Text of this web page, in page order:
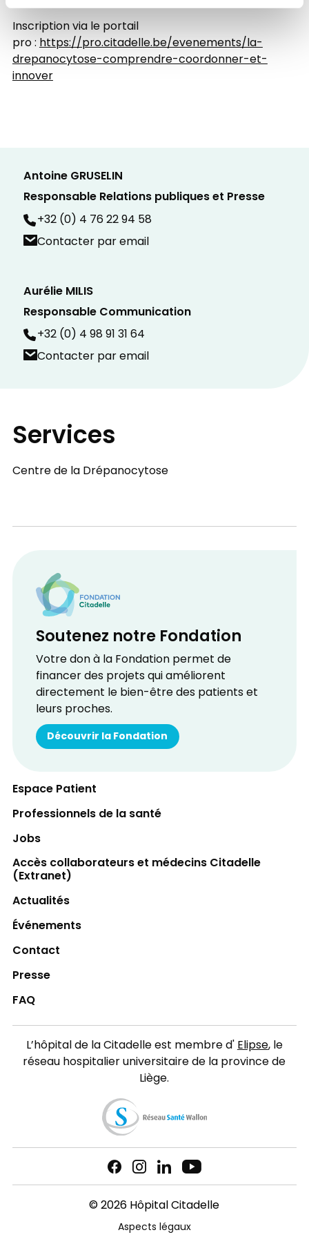
Inscription via le portail
pro :https://pro.citadelle.be/evenements/la-
drepanocytose-comprendre-coordonner-et-
innover
Antoine GRUSELIN
Responsable Relations publiques et Presse
+32 (0) 4 76 22 94 58
Contacter par email
Aurélie MILIS
Responsable Communication
+32 (0) 4 98 91 31 64
Contacter par email
Services
Centre de la Drépanocytose
Soutenez notre Fondation
Votre don à la Fondation permet de
financer des projets qui améliorent
directement le bien-être des patients et
leurs proches.
Découvrir la Fondation
Espace Patient
Professionnels de la santé
Jobs
Accès collaborateurs et médecins Citadelle
(Extranet)
Actualités
Événements
Contact
Presse
FAQ
L’hôpital de la Citadelle est membre d'Elipse, le
réseau hospitalier universitaire de la province de
Liège.
© 2026 Hôpital Citadelle
Aspects légaux